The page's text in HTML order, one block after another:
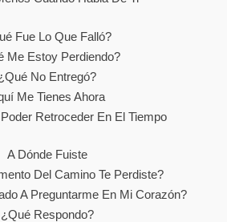
Fue Lo Que Falló?
Me Estoy Perdiendo?
No Entregó?
Me Tienes Ahora
Retroceder En El Tiempo
A Dónde Fuiste
Del Camino Te Perdiste?
A Preguntarme En Mi Corazón?
¿Qué Respondo?